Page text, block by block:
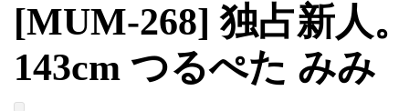
[MUM-268] 独占新人
143cm つるぺた みみ